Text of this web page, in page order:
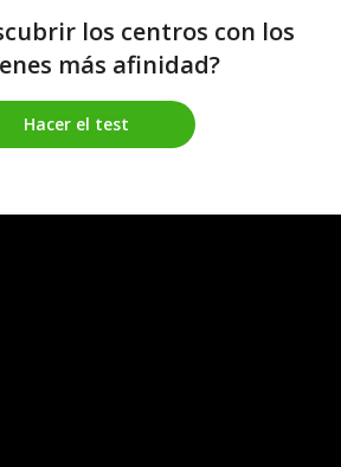
los centros con los
más afinidad?
Hacer el test